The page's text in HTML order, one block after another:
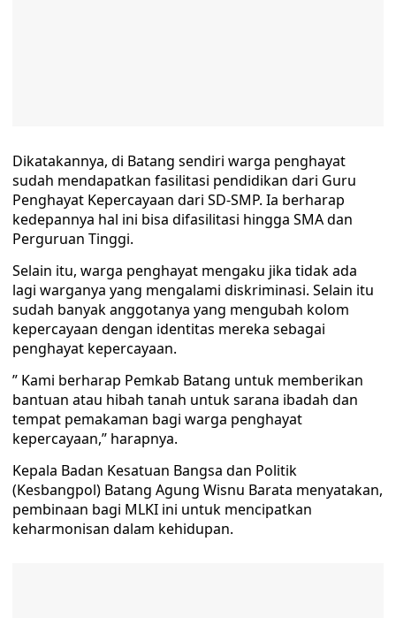
Dikatakannya, di Batang sendiri warga penghayat
sudah mendapatkan fasilitasi pendidikan dari Guru
Penghayat Kepercayaan dari SD-SMP. Ia berharap
kedepannya hal ini bisa difasilitasi hingga SMA dan
Perguruan Tinggi.
Selain itu, warga penghayat mengaku jika tidak ada
lagi warganya yang mengalami diskriminasi. Selain itu
sudah banyak anggotanya yang mengubah kolom
kepercayaan dengan identitas mereka sebagai
penghayat kepercayaan.
” Kami berharap Pemkab Batang untuk memberikan
bantuan atau hibah tanah untuk sarana ibadah dan
tempat pemakaman bagi warga penghayat
kepercayaan,” harapnya.
Kepala Badan Kesatuan Bangsa dan Politik
(Kesbangpol) Batang Agung Wisnu Barata menyatakan,
pembinaan bagi MLKI ini untuk mencipatkan
keharmonisan dalam kehidupan.